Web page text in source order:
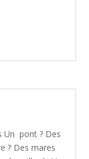
Un pont ? Des
? Des mares